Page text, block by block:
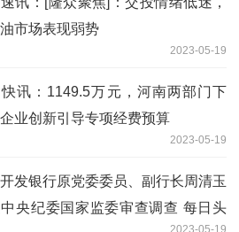
市场表现弱势
2023-05-19
讯：1149.5万元，河南两部门下
业创新引导专项经费预算
2023-05-19
发银行原党委委员、副行长周清玉
央纪委国家监委审查调查 每日头
2023-05-19